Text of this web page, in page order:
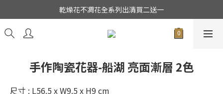
★日本東京堂花材系列全面出清特價中★
乾燥花不凋花全系列出清買二送一
★日本東京堂花材系列全面出清特價中★
手作陶瓷花器-船湖 亮面漸層 2色
尺寸 : L56.5 x W9.5 x H9 cm